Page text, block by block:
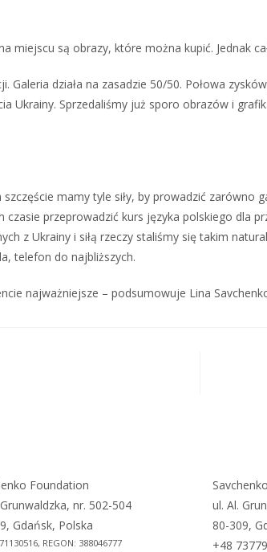
miejscu są obrazy, które można kupić. Jednak
Galeria działa na zasadzie 50/50. Połowa
Ukrainy. Sprzedaliśmy już sporo obrazów i
szczęście mamy tyle siły, by prowadzić
przeprowadzić kurs języka polskiego dla
z Ukrainy i siłą rzeczy staliśmy się takim
telefon do najbliższych.
najważniejsze – podsumowuje Lina
Foundation
nr. 502-504
Gdańsk, Polska
REGON: 388046777
ul. Al.
80-309,
+48